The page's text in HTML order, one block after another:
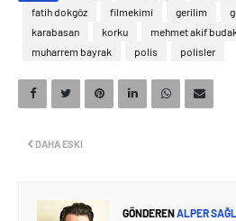
fatih dokgöz
filmekimi gerilim
karabasan
korku mehmet akif
muharrem bayrak
polis polisler
DAHA ESKI
GÖNDERENALPER